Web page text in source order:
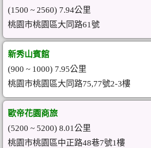
(1500 ~ 2560) 7.94公里
桃園市桃園區大同路61號
新秀山賓館
(900 ~ 1000) 7.95公里
桃園市桃園區大同路75,77號2-3樓
歐帝花園商旅
(5200 ~ 5200) 8.01公里
桃園市桃園區中正路48巷7號1樓